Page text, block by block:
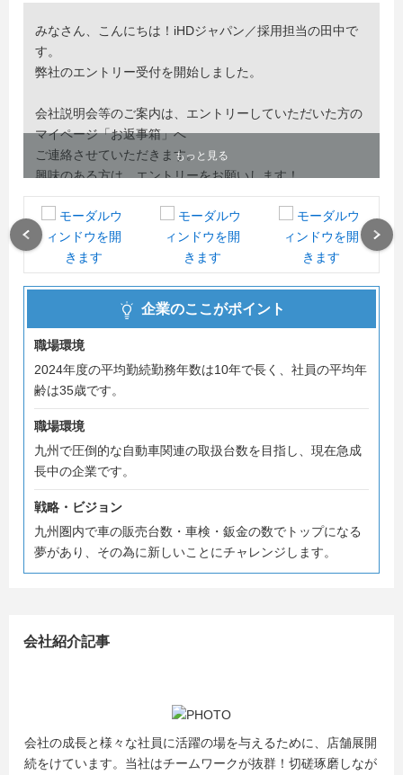
みなさん、こんにちは！iHDジャパン／採用担当の田中で
す。
弊社のエントリー受付を開始しました。
会社説明会等のご案内は、エントリーしていただいた方の
マイページ「お返事箱」へ
ご連絡させていただきます。
興味のある方は、エントリーをお願いします！
もっと見る
企業のここがポイント
職場環境
2024年度の平均勤続勤務年数は10年で長く、社員の平均年
齢は35歳です。
職場環境
九州で圧倒的な自動車関連の取扱台数を目指し、現在急成
長中の企業です。
戦略・ビジョン
九州圏内で車の販売台数・車検・鈑金の数でトップになる
夢があり、その為に新しいことにチャレンジします。
会社紹介記事
会社の成長と様々な社員に活躍の場を与えるために、店舗展開
続をけています。当社はチームワークが抜群！切磋琢磨しなが